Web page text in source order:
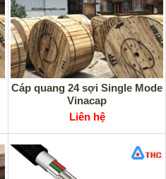
Cáp quang 24 sợi Single Mode
Vinacap
Liên hệ